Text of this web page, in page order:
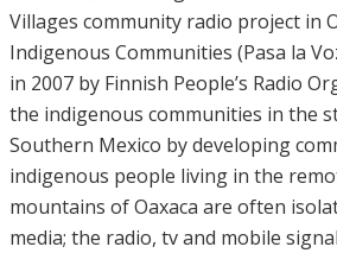
Villages community radio project in
Indigenous Communities (Pasa la
in 2007 by Finnish People’s Radio
the indigenous communities in the
Southern Mexico by developing
indigenous people living in the
mountains of Oaxaca are often
media; the radio, tv and mobile